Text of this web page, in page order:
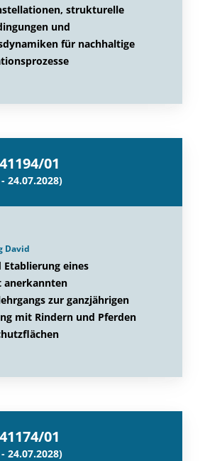
strukturelle
und
für nachhaltige
01
24.07.2028)
David
eines
anerkannten
zur ganzjährigen
mit Rindern und Pferden
01
24.07.2028)